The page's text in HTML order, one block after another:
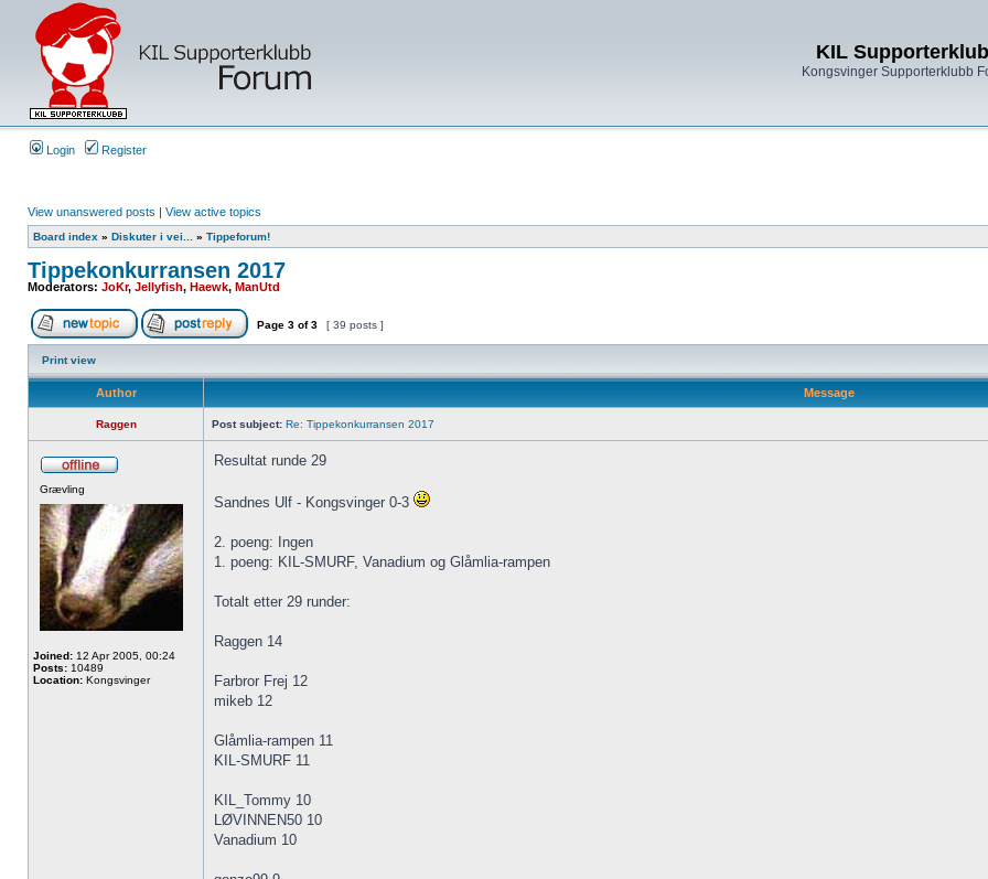
KIL
Kongsvinger Supporterklubb
Login Register
View unanswered posts | View active topics
Board index » Diskuter i vei... » Tippeforum!
Tippekonkurransen 2017
Moderators: JoKr, Jellyfish, Haewk, ManUtd
Page 3 of3 [ 39 posts ]
Print view
Author Message
Raggen Post subject: Re: Tippekonkurransen 2017
Grævling
Joined: 12 Apr 2005, 00:24
Posts: 10489
Location: Kongsvinger
Resultat runde 29
Sandnes Ulf - Kongsvinger 0-3
2. poeng: Ingen
1. poeng: KIL-SMURF, Vanadium og Glåmlia-rampen
Totalt etter 29 runder:
Raggen 14
Farbror Frej 12
mikeb 12
Glåmlia-rampen 11
KIL-SMURF 11
KIL_Tommy 10
LØVINNEN50 10
Vanadium 10